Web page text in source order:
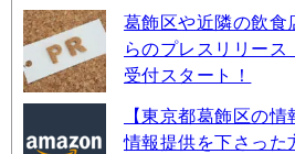
葛飾区や近隣の飲食
らのプレスリリー
受付スタート！
【東京都葛飾区の
情報提供を下さった